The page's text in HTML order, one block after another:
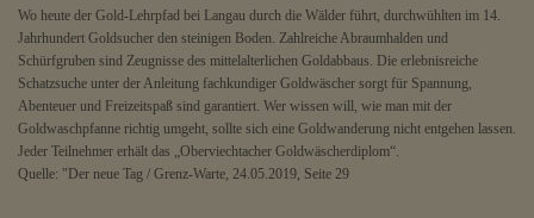
Wo heute der Gold-Lehrpfad bei Langau durch die Wälder führt, durchwühlten im 14.
Jahrhundert Goldsucher den steinigen Boden. Zahlreiche Abraumhalden und
Schürfgruben sind Zeugnisse des mittelalterlichen Goldabbaus. Die erlebnisreiche
Schatzsuche unter der Anleitung fachkundiger Goldwäscher sorgt für Spannung,
Abenteuer und Freizeitspaß sind garantiert. Wer wissen will, wie man mit der
Goldwaschpfanne richtig umgeht, sollte sich eine Goldwanderung nicht entgehen lassen.
Jeder Teilnehmer erhält das „Oberviechtacher Goldwäscherdiplom“.
Quelle: "Der neue Tag / Grenz-Warte, 24.05.2019, Seite 29